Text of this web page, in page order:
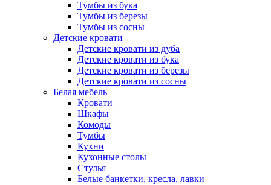
Тумбы из бука
Тумбы из березы
Тумбы из сосны
Детские кровати
Детские кровати из дуба
Детские кровати из бука
Детские кровати из березы
Детские кровати из сосны
Белая мебель
Кровати
Шкафы
Комоды
Тумбы
Кухни
Кухонные столы
Стулья
Белые банкетки, кресла, лавки